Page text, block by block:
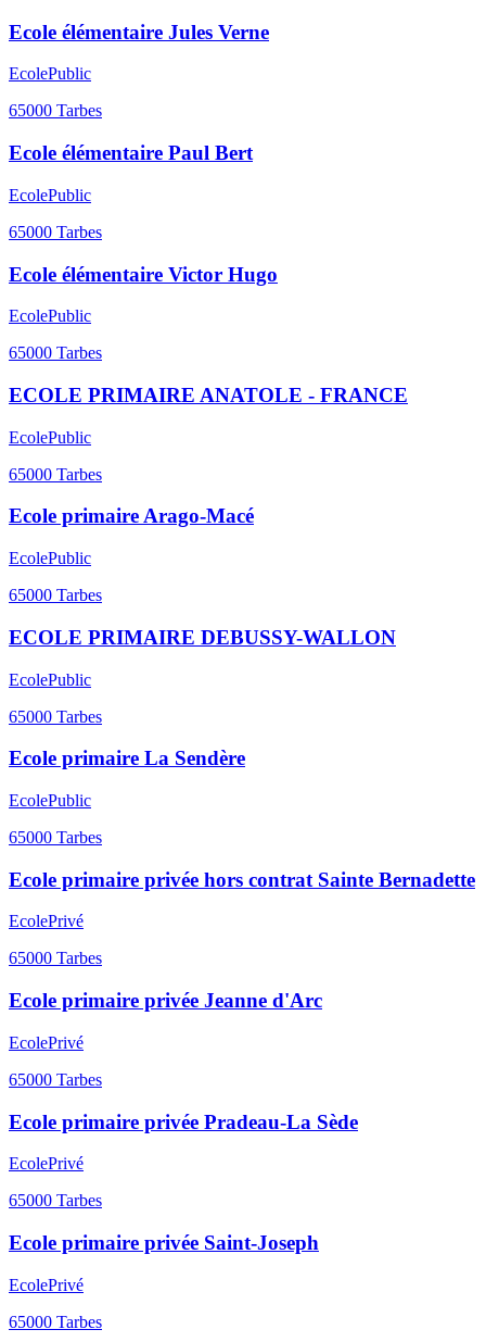
Ecole élémentaire Jules Verne
EcolePublic
65000 Tarbes
Ecole élémentaire Paul Bert
EcolePublic
65000 Tarbes
Ecole élémentaire Victor Hugo
EcolePublic
65000 Tarbes
ECOLE PRIMAIRE ANATOLE - FRANCE
EcolePublic
65000 Tarbes
Ecole primaire Arago-Macé
EcolePublic
65000 Tarbes
ECOLE PRIMAIRE DEBUSSY-WALLON
EcolePublic
65000 Tarbes
Ecole primaire La Sendère
EcolePublic
65000 Tarbes
Ecole primaire privée hors contrat Sainte Bernadette
EcolePrivé
65000 Tarbes
Ecole primaire privée Jeanne d'Arc
EcolePrivé
65000 Tarbes
Ecole primaire privée Pradeau-La Sède
EcolePrivé
65000 Tarbes
Ecole primaire privée Saint-Joseph
EcolePrivé
65000 Tarbes